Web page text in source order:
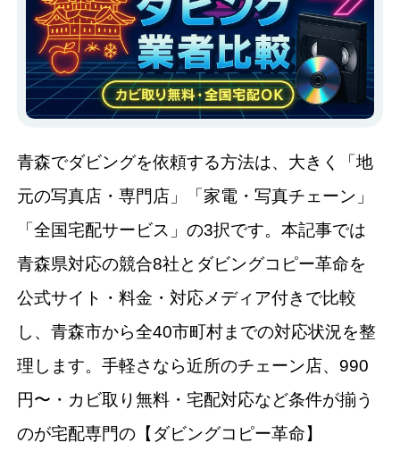
青森でダビングを依頼する方法は、大きく「地
元の写真店・専門店」「家電・写真チェーン」
「全国宅配サービス」の3択です。本記事では
青森県対応の競合8社とダビングコピー革命を
公式サイト・料金・対応メディア付きで比較
し、青森市から全40市町村までの対応状況を整
理します。手軽さなら近所のチェーン店、990
円〜・カビ取り無料・宅配対応など条件が揃う
のが宅配専門の【ダビングコピー革命】